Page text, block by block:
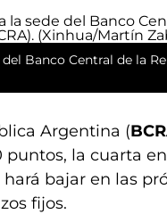
Banco Central de la
Argentina (
puntos, la cuarta
hará bajar en las
fijos.